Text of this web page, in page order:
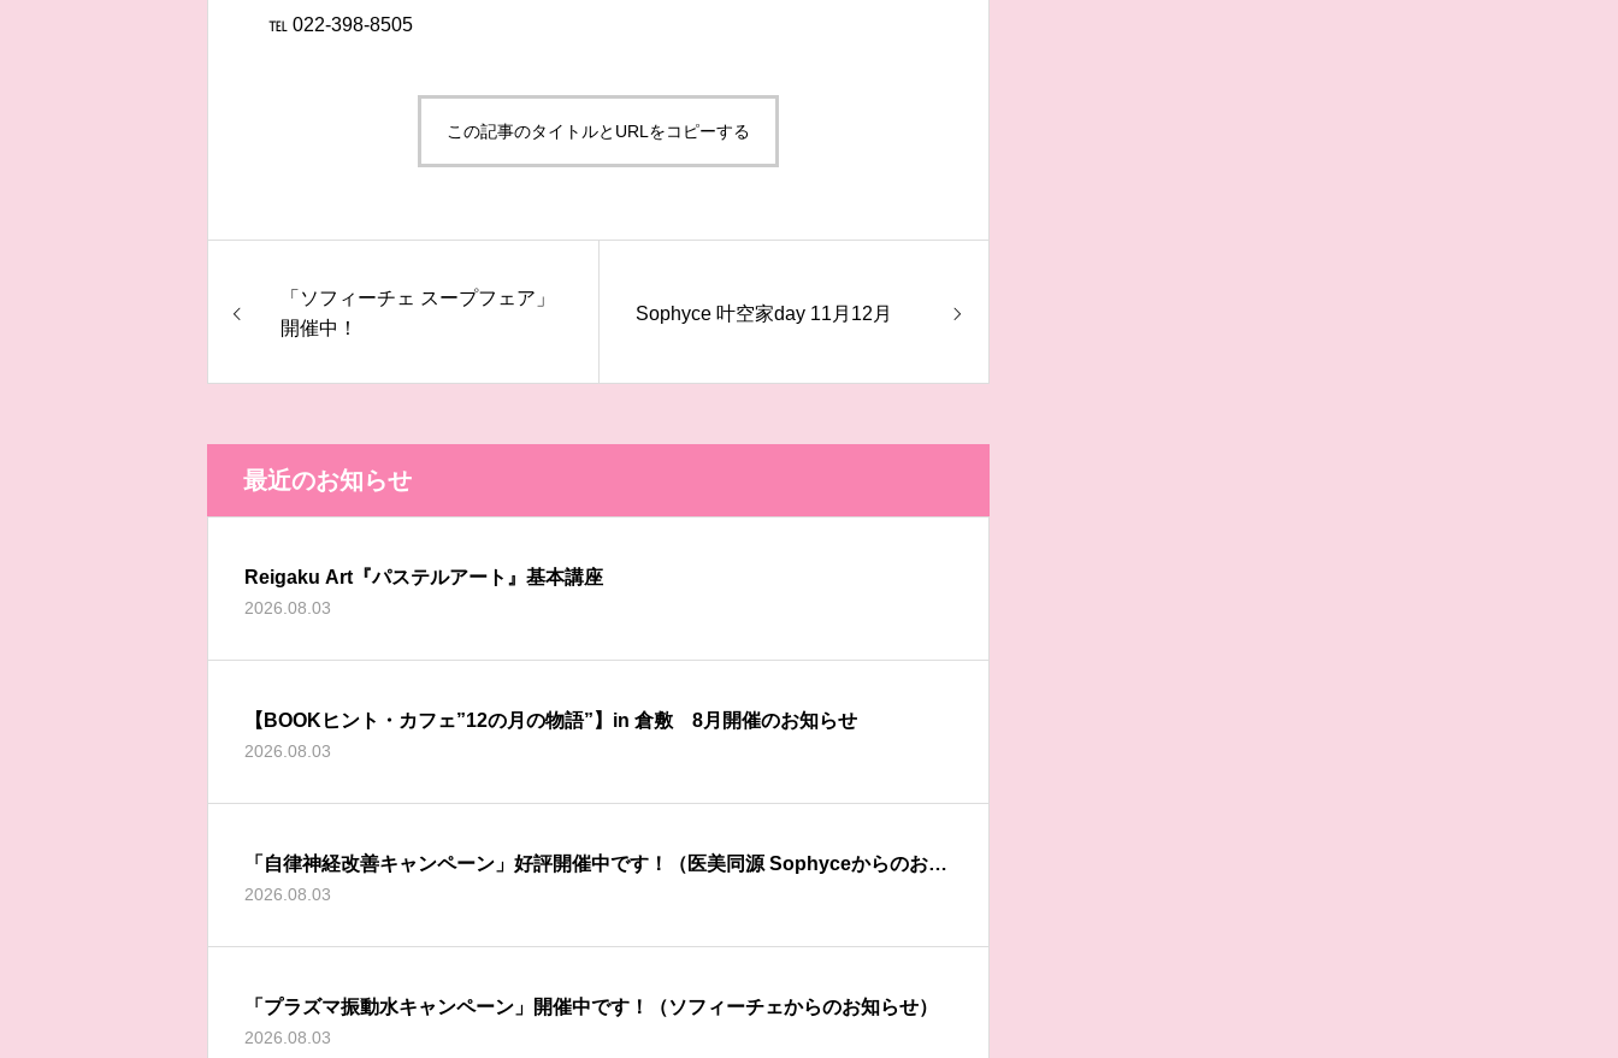
℡ 022-398-8505
この記事のタイトルとURLをコピーする
「ソフィーチェ スープフェア」
開催中！
Sophyce 叶空家day 11月12月
最近のお知らせ
Reigaku Art『パステルアート』基本講座
2026.08.03
【BOOKヒント・カフェ”12の月の物語”】in 倉敷 8月開催のお知らせ
2026.08.03
「自律神経改善キャンペーン」好評開催中です！（医美同源 Sophyceからのお知
らせ）
2026.08.03
「プラズマ振動水キャンペーン」開催中です！（ソフィーチェからのお知らせ）
2026.08.03